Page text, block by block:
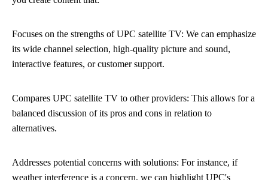
Focuses on the strengths of UPC satellite TV: We can emphasize
its wide channel selection, high-quality picture and sound,
interactive features, or customer support.
Compares UPC satellite TV to other providers: This allows for a
balanced discussion of its pros and cons in relation to
alternatives.
Addresses potential concerns with solutions: For instance, if
weather interference is a concern, we can highlight UPC's